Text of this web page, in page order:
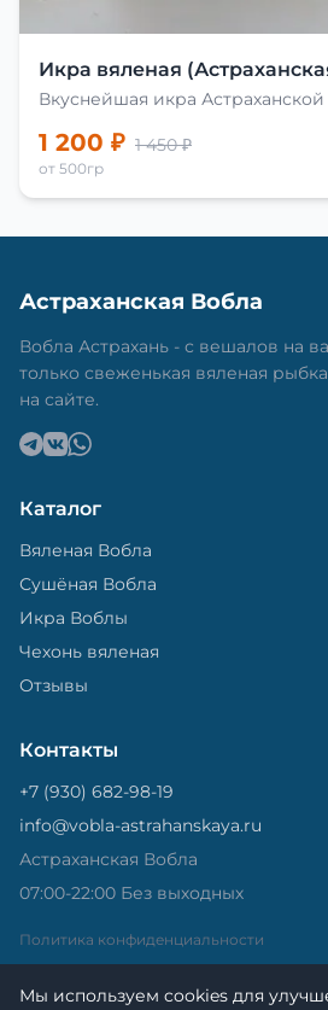
Икра вяленая
Вкуснейшая икра
1 200 ₽ 1 450 ₽
от 500гр
Астраханская Вобла
Вобла Астрахань - с вешалов на
только свеженькая вяленая
на сайте.
Каталог
Вяленая Вобла
Сушёная Вобла
Икра Воблы
Чехонь вяленая
Отзывы
Контакты
+7 (930) 682-98-19
info@vobla-astrahanskaya.ru
Астраханская Вобла
07:00-22:00 Без выходных
Политика конфиденциальности
Мы используем cookies для